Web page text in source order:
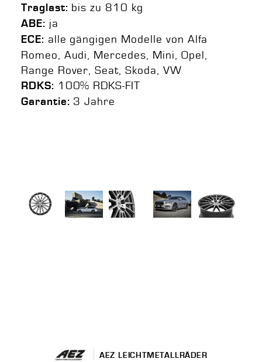
Traglast: bis zu 810 kg
ABE: ja
ECE: alle gängigen Modelle von Alfa
Romeo, Audi, Mercedes, Mini, Opel,
Range Rover, Seat, Skoda, VW
RDKS: 100% RDKS-FIT
Garantie: 3 Jahre
AEZ LEICHTMETALLRÄDER